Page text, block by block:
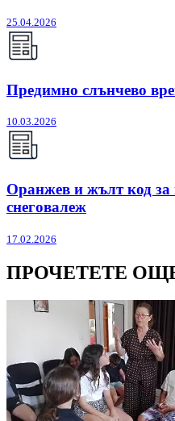
25.04.2026
Предимно слънчево
10.03.2026
Оранжев и жълт код за
снеговалеж
17.02.2026
ПРОЧЕТЕТЕ